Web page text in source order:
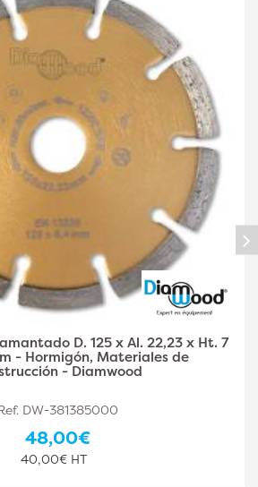
D. 125 x Al. 22,23 x Ht. 7
Materiales de Construcción
- Diamwood
Ref. DW-381385001
62,60€
52,17€ HT